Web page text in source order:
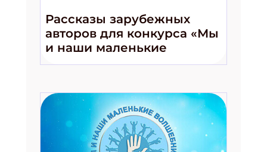
Рассказы зарубежных
авторов для конкурса «Мы
и наши маленькие
волшебники!»